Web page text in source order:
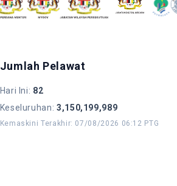
Jumlah Pelawat
Hari Ini: 82
Keseluruhan: 3,150,199,989
Kemaskini Terakhir: 07/08/2026 06:12 PTG